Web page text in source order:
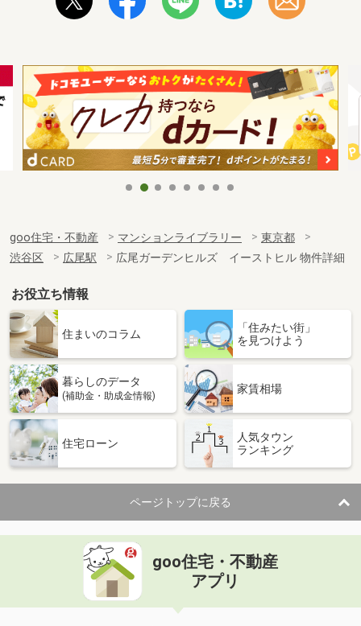
goo住宅・不動産 マンションライブラリー
東京都
渋谷区
広尾駅 広尾ガーデンヒルズ イーストヒル 物件詳細
お役立ち情報
住まいのコラム
「住みたい街」
を見つけよう
暮らしのデータ
(補助金・助成金情報)
家賃相場
住宅ローン
人気タウン
ランキング
ページトップに戻る
goo住宅・不動産
アプリ